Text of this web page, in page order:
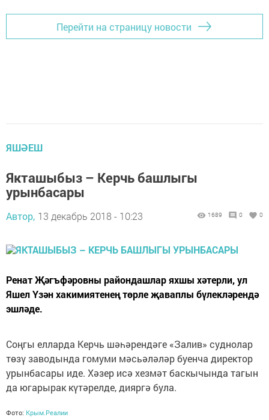
Перейти на страницу новости
ЯШӘЕШ
Якташыбыз – Керчь башлыгы
урынбасары
Автор, 13 декабрь 2018 - 10:23 1689 0 0
Ренат Җәгъфәровны райондашлар яхшы хәтерли, ул
Яшел Үзән хакимиятенең төрле җаваплы бүлекләрендә
эшләде.
Соңгы елларда Керчь шәһәрендәге «Залив» суднолар
төзү заводында гомуми мәсьәләләр буенча директор
урынбасары иде. Хәзер исә хезмәт баскычында тагын
да югарырак күтәрелде, дияргә була.
Фото: Крым.Реалии